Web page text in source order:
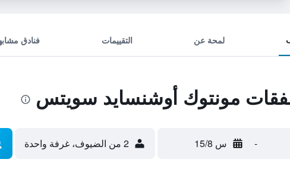
لمحة عن التقييمات فنادق
مونتوك أوشنسايد سويتس
- س 15/8 2 من الضيوف، غرفة واحدة